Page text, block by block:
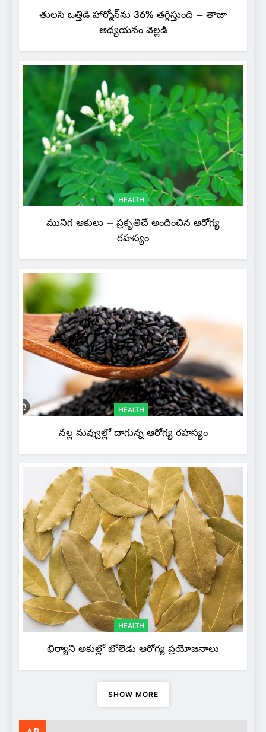
తులసి ఒత్తిడి హార్మోన్‌ను 36% తగ్గిస్తుంది – తాజా
అధ్యయనం వెల్లడి
HEALTH
మునిగ ఆకులు – ప్రకృతిచే అందించిన ఆరోగ్య
రహస్యం
HEALTH
నల్ల నువ్వుల్లో దాగున్న ఆరోగ్య రహస్యం
HEALTH
భిర్యాని అకుల్లో బోలెడు ఆరోగ్య ప్రయోజనాలు
SHOW MORE